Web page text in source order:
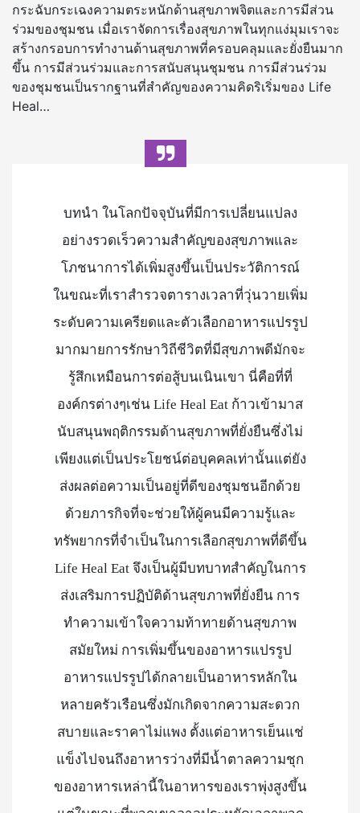
กระฉับกระเฉงความตระหนักด้านสุขภาพจิตและการมีส่วน
ร่วมของชุมชน เมื่อเราจัดการเรื่องสุขภาพในทุกแง่มุมเราจะ
สร้างกรอบการทำงานด้านสุขภาพที่ครอบคลุมและยั่งยืนมาก
ขึ้น การมีส่วนร่วมและการสนับสนุนชุมชน การมีส่วนร่วม
ของชุมชนเป็นรากฐานที่สำคัญของความคิดริเริ่มของ Life
Heal…
บทนำ ในโลกปัจจุบันที่มีการเปลี่ยนแปลง
อย่างรวดเร็วความสำคัญของสุขภาพและ
โภชนาการได้เพิ่มสูงขึ้นเป็นประวัติการณ์
ในขณะที่เราสำรวจตารางเวลาที่วุ่นวายเพิ่ม
ระดับความเครียดและตัวเลือกอาหารแปรรูป
มากมายการรักษาวิถีชีวิตที่มีสุขภาพดีมักจะ
รู้สึกเหมือนการต่อสู้บนเนินเขา นี่คือที่ที่
องค์กรต่างๆเช่น Life Heal Eat ก้าวเข้ามาส
นับสนุนพฤติกรรมด้านสุขภาพที่ยั่งยืนซึ่งไม่
เพียงแต่เป็นประโยชน์ต่อบุคคลเท่านั้นแต่ยัง
ส่งผลต่อความเป็นอยู่ที่ดีของชุมชนอีกด้วย
ด้วยภารกิจที่จะช่วยให้ผู้คนมีความรู้และ
ทรัพยากรที่จำเป็นในการเลือกสุขภาพที่ดีขึ้น
Life Heal Eat จึงเป็นผู้มีบทบาทสำคัญในการ
ส่งเสริมการปฏิบัติด้านสุขภาพที่ยั่งยืน การ
ทำความเข้าใจความท้าทายด้านสุขภาพ
สมัยใหม่ การเพิ่มขึ้นของอาหารแปรรูป
อาหารแปรรูปได้กลายเป็นอาหารหลักใน
หลายครัวเรือนซึ่งมักเกิดจากความสะดวก
สบายและราคาไม่แพง ตั้งแต่อาหารเย็นแช่
แข็งไปจนถึงอาหารว่างที่มีน้ำตาลความชุก
ของอาหารเหล่านี้ในอาหารของเราพุ่งสูงขึ้น